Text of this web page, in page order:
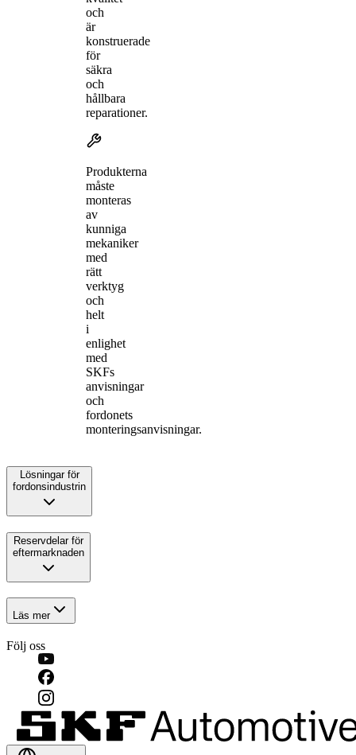
och
är
konstruerade
för
säkra
och
hållbara
reparationer.
Produkterna
måste
monteras
av
kunniga
mekaniker
med
rätt
verktyg
och
helt
i
enlighet
med
SKFs
anvisningar
och
fordonets
monteringsanvisningar.
Lösningar för
fordonsindustrin
Reservdelar för
eftermarknaden
Läs mer
Följ oss